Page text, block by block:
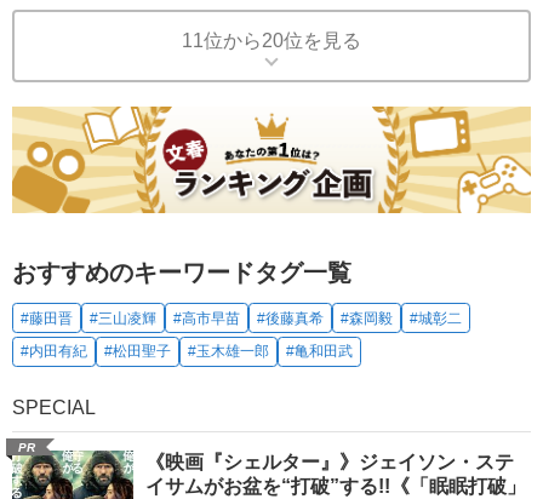
11位から20位を見る
おすすめのキーワードタグ一覧
#藤田晋 #三山凌輝 #高市早苗 #後藤真希 #森岡毅
#城彰二
#内田有紀
#松田聖子 #玉木雄一郎 #亀和田武
SPECIAL
PR
《映画『シェルター』》ジェイソン・ステ
イサムがお盆を“打破”する!!《「眠眠打破」